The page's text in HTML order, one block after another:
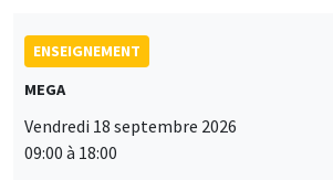
ENSEIGNEMENT
MEGA
Vendredi 18 septembre 2026
09:00 à 18:00